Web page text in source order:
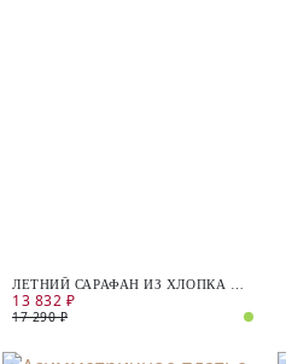
ЛЕТНИЙ САРАФАН ИЗ ХЛОПКА И
ЛЬНА
13 832 ₽
17 290 ₽